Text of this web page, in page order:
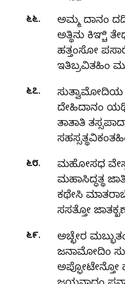
೬೬.
ಅಮ್ಮ ದಾನಂ
ಅತ್ಥಿನು ಕಿಞ್ಚಿ
ಹತ್ತಂಸೋ
ಇತಿಬ್ರವಿತಹಿಂ
೬೭. ಸುತ್ವಾಮೋದಿಯ
ದೇಹಿದಾನಂ
ತಾತಾತಿ
೬೮.
ಮಹೋಸಧ
ಮಹಾಸಿದ್ಧತ್ಥ
ಕಥೇಸಿ
ಸಸತ್ತೋ
೬೯.
ಅಚ್ಛೇರ
ಜನಾಮೋದಿಂ
ಅಪ್ಫೋಟೇನ್ತೋ